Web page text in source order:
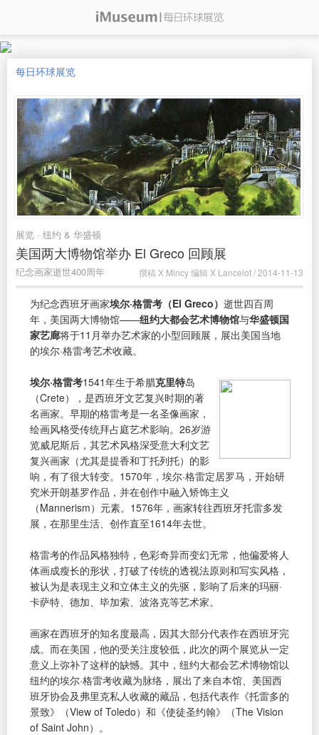
每日环球展览
展览 · 纽约 & 华盛顿
美国两大博物馆举办 El Greco 回顾展
纪念画家逝世400周年 撰稿 X Mincy 编辑 X Lancelot / 2014-11-13
为纪念西班牙画家埃尔·格雷考（El Greco） 逝世四百周
年，美国两大博物馆——纽约大都会艺术博物馆与华盛顿国
家艺廊将于11月举办艺术家的小型回顾展，展出美国当地
的埃尔·格雷考艺术收藏。
埃尔·格雷考1541年生于希腊克里特岛
（Crete），是西班牙文艺复兴时期的著
名画家。早期的格雷考是一名圣像画家，
绘画风格受传统拜占庭艺术影响。26岁游
览威尼斯后，其艺术风格深受意大利文艺
复兴画家（尤其是提香和丁托列托）的影
响，有了很大转变。1570年，埃尔·格雷定居罗马，开始研
究米开朗基罗作品，并在创作中融入矫饰主义
（Mannerism）元素。1576年，画家转往西班牙托雷多发
展，在那里生活、创作直至1614年去世。
格雷考的作品风格独特，色彩奇异而变幻无常，他偏爱将人
体画成瘦长的形状，打破了传统的透视法原则和写实风格，
被认为是表现主义和立体主义的先驱，影响了后来的玛丽·
卡萨特、德加、毕加索、波洛克等艺术家。
画家在西班牙的知名度最高，因其大部分代表作在西班牙完
成。而在美国，他的受关注度较低，此次的两个展览从一定
意义上弥补了这样的缺憾。其中，纽约大都会艺术博物馆以
纽约的埃尔·格雷考收藏为脉络，展出了来自本馆、美国西
班牙协会及弗里克私人收藏的藏品，包括代表作《托雷多的
景致》（View of Toledo）和《使徒圣约翰》（The Vision
of Saint John）。